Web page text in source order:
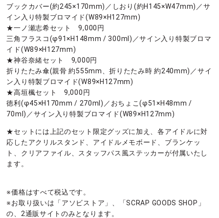
ブックカバー(約245×170mm)／しおり(約H145×W47mm)／サ
イン入り特製ブロマイド(W89×H127mm)
★一ノ瀬志希セット 9,000円
三角フラスコ(φ91×H148mm / 300ml)／サイン入り特製ブロマ
イド(W89×H127mm)
★神谷奈緒セット 9,000円
折りたたみ傘(親骨 約555mm、折りたたみ時 約240mm)／サイ
ン入り特製ブロマイド(W89×H127mm)
★高垣楓セット 9,000円
徳利(φ45×H170mm / 270ml)／おちょこ(φ51×H48mm /
70ml)／サイン入り特製ブロマイド(W89×H127mm)
★セットには上記のセット限定グッズに加え、各アイドルに対
応したアクリルスタンド、アイドルメモボード、ブランケッ
ト、クリアファイル、スタッフパス風ステッカーが付属いたし
ます。
※価格はすべて税込です。
※お取り扱いは「アソビストア」、「SCRAP GOODS SHOP」
の、2通販サイトのみとなります。